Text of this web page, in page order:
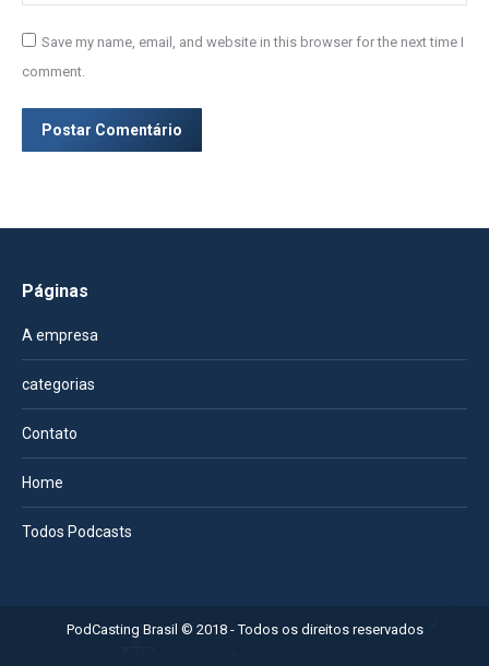
Save my name, email, and website in this browser for the next time I
comment.
Postar Comentário
Páginas
A empresa
categorias
Contato
Home
Todos Podcasts
PodCasting Brasil © 2018 - Todos os direitos reservados